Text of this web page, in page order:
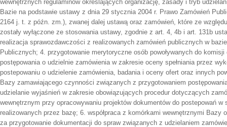
wewnętrznych regulaminów określających organizację, zasady i tryb
Bazie na podstawie ustawy z dnia 29 stycznia 2004 r. Prawo Zamówień
2164 j. t. z późn. zm.), zwanej dalej ustawą oraz zamówień, które ze
zostały wyłączone ze stosowania ustawy, zgodnie z art. 4, 4b i art. 131b
realizacja sprawozdawczości z realizowanych zamówień publicznych w
Publicznych; 4. przygotowanie merytoryczne osób powoływanych do komisji
postępowania o udzielnie zamówienia w zakresie oceny spełniania przez
postepowaniu o udzielenie zamówienia, badania i oceny ofert oraz innych
Bazy zamawiającego czynności związanych z przygotowaniem
udzielanie wyjaśnień w zakresie obowiązujących procedur dotyczących
wewnętrznym przy opracowywaniu projektów dokumentów do postepowań w
realizowanych przez bazę; 6. współpraca z komórkami wewnętrznymi Bazy
za przygotowanie dokumentacji do spraw związanych z udzielaniem